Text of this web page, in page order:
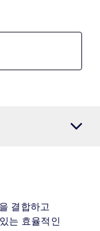
결합하고
는 효율적인